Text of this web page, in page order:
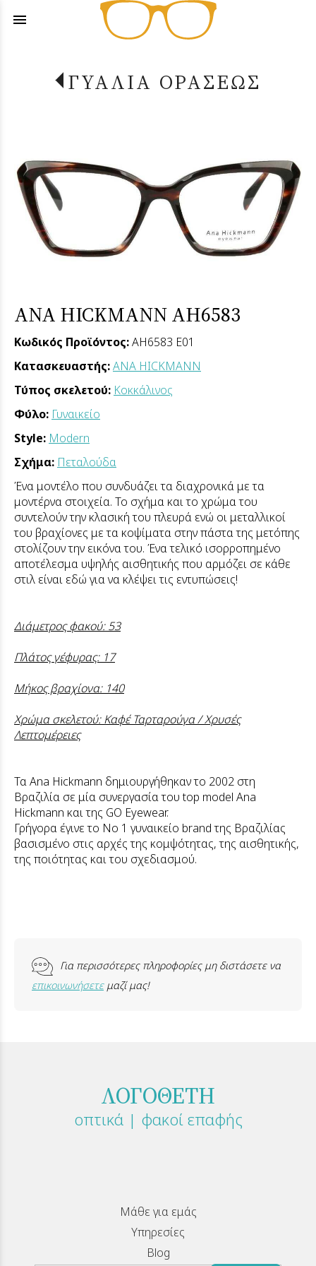
menu
ΓΥΑΛΙΑ ΟΡΑΣΕΩΣ
ANA HICKMANN AH6583
Κωδικός Προϊόντος:AH6583 E01
Κατασκευαστής:ANA HICKMANN
Τύπος σκελετού: Κοκκάλινος
Φύλο: Γυναικείο
Style: Modern
Σχήμα: Πεταλούδα
Ένα μοντέλο που συνδυάζει τα διαχρονικά με τα
μοντέρνα στοιχεία. Το σχήμα και το χρώμα του
συντελούν την κλασική του πλευρά ενώ οι μεταλλικοί
του βραχίονες με τα κοψίματα στην πάστα της μετόπης
στολίζουν την εικόνα του. Ένα τελικό ισορροπημένο
αποτέλεσμα υψηλής αισθητικής που αρμόζει σε κάθε
στιλ είναι εδώ για να κλέψει τις εντυπώσεις!
Διάμετρος φακού: 53
Πλάτος γέφυρας: 17
Μήκος βραχίονα: 140
Χρώμα σκελετού: Καφέ Ταρταρούγα / Χρυσές
Λεπτομέρειες
Τα Ana Hickmann δημιουργήθηκαν το 2002 στη
Βραζιλία σε μία συνεργασία του top model Ana
Hickmann και της GO Eyewear.
Γρήγορα έγινε το Νο 1 γυναικείο brand της Βραζιλίας
βασισμένο στις αρχές της κομψότητας, της αισθητικής,
της ποιότητας και του σχεδιασμού.
Για περισσότερες πληροφορίες μη διστάσετε να
επικοινωνήσετεμαζί μας!
ΛΟΓΟΘΕΤΗ
οπτικά | φακοί επαφής
Μάθε για εμάς
Υπηρεσίες
Blog